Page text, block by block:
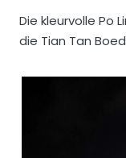
Die kleurvolle Po
die Tian Tan